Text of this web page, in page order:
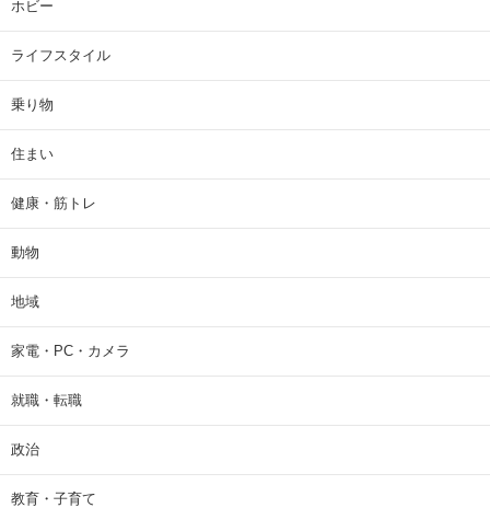
ホビー
ライフスタイル
乗り物
住まい
健康・筋トレ
動物
地域
家電・PC・カメラ
就職・転職
政治
教育・子育て